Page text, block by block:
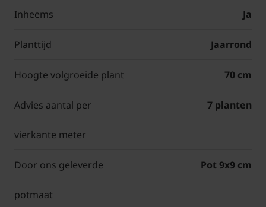
Inheems Ja
Planttijd Jaarrond
Hoogte volgroeide plant 70 cm
Advies aantal per
vierkante meter
7 planten
Door ons geleverde
potmaat
Pot 9x9 cm